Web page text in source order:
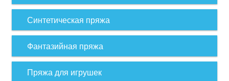
Синтетическая пряжа
Фантазийная пряжа
Пряжа для игрушек